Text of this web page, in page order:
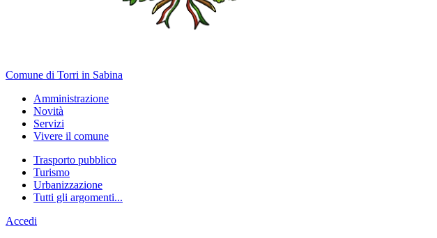
Comune di Torri in Sabina
Amministrazione
Novità
Servizi
Vivere il comune
Trasporto pubblico
Turismo
Urbanizzazione
Tutti gli argomenti...
Accedi